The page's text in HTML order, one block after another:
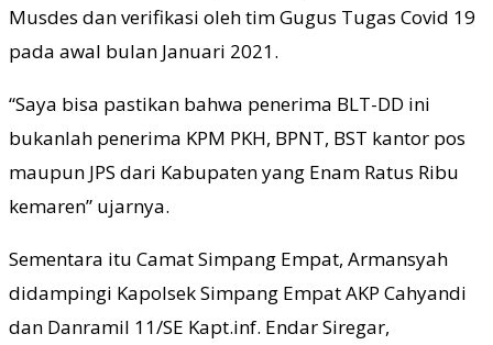
Musdes dan verifikasi oleh tim Gugus Tugas Covid 19
pada awal bulan Januari 2021.
“Saya bisa pastikan bahwa penerima BLT-DD ini
bukanlah penerima KPM PKH, BPNT, BST kantor pos
maupun JPS dari Kabupaten yang Enam Ratus Ribu
kemaren” ujarnya.
Sementara itu Camat Simpang Empat, Armansyah
didampingi Kapolsek Simpang Empat AKP Cahyandi
dan Danramil 11/SE Kapt.inf. Endar Siregar,